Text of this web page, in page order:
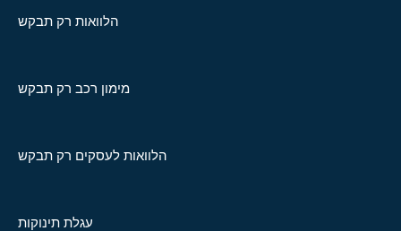
הלוואות רק תבקש
מימון רכב רק תבקש
הלוואות לעסקים רק תבקש
עגלת תינוקות